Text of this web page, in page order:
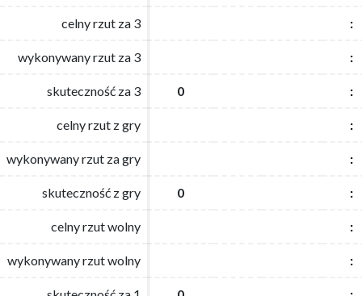
celny rzut za 3 :
wykonywany rzut za 3 :
skuteczność za 3 0 :
celny rzut z gry :
wykonywany rzut za gry :
skuteczność z gry 0 :
celny rzut wolny :
wykonywany rzut wolny :
celny rzut za 3 :
wykonywany rzut za 3 :
skuteczność za 3 0 :
celny rzut z gry :
wykonywany rzut za gry :
skuteczność z gry 0 :
celny rzut wolny :
wykonywany rzut wolny :